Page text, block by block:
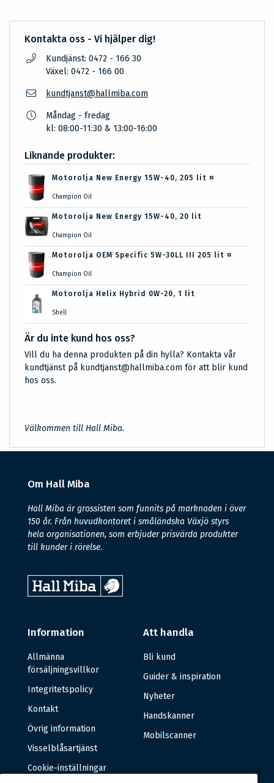
Kontakta oss - Vi hjälper dig!
Kundjänst: 0472 - 166 30
Växel: 0472 - 166 00
kundtjanst@hallmiba.com
Måndag - fredag
kl: 08:00-11:30 & 13:00-16:00
Liknande produkter:
Motorolja New Energy 15W-40, 205 lit ¤
Champion Oil
Motorolja New Energy 15W-40, 20 lit
Champion Oil
Motorolja OEM Specific 5W-30LL III 205 lit ¤
Champion Oil
Motorolja Helix Hybrid 0W-20, 1 lit
Shell
Är du inte kund hos oss?
Vill du ha denna produkten på din hylla? Kontakta vår
kundtjänst på kundtjanst@hallmiba.com för att blir kund
hos oss.
Välkommen till Hall Miba.
Om Hall Miba
Hall Miba är grossisten som funnits på marknaden i över
150 år. Från huvudkontoret i småländska Växjö styrs
hela organisationen, som erbjuder prisvärda produkter
till kunder i rörelse.
Information
Allmänna
försäljningsvillkor
Integritetspolicy
Kontakt
Övrig information
Visselblåsartjänst
Cookie-inställningar
Att handla
Bli kund
Guider & inspiration
Nyheter
Handskanner
Mobilscanner